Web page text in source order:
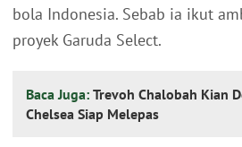
bola Indonesia. Sebab ia ikut
proyek Garuda Select.
Baca Juga: Trevoh Chalobah Kian
Chelsea Siap Melepas